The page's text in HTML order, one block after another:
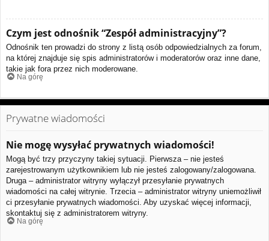
Czym jest odnośnik “Zespół administracyjny”?
Odnośnik ten prowadzi do strony z listą osób odpowiedzialnych za forum,
na której znajduje się spis administratorów i moderatorów oraz inne dane,
takie jak fora przez nich moderowane.
Na górę
Prywatne wiadomości
Nie mogę wysyłać prywatnych wiadomości!
Mogą być trzy przyczyny takiej sytuacji. Pierwsza – nie jesteś
zarejestrowanym użytkownikiem lub nie jesteś zalogowany/zalogowana.
Druga – administrator witryny wyłączył przesyłanie prywatnych
wiadomości na całej witrynie. Trzecia – administrator witryny uniemożliwił
ci przesyłanie prywatnych wiadomości. Aby uzyskać więcej informacji,
skontaktuj się z administratorem witryny.
Na górę